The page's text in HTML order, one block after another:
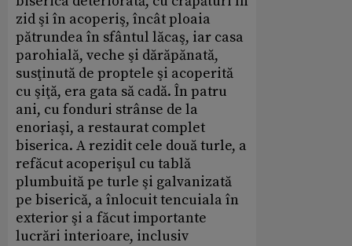
zid şi în acoperiş, încât ploaia
pătrundea în sfântul lăcaş, iar casa
parohială, veche şi dărăpănată,
susţinută de proptele şi acoperită
cu şiţă, era gata să cadă. În patru
ani, cu fonduri strânse de la
enoriaşi, a restaurat complet
biserica. A rezidit cele două turle, a
refăcut acoperişul cu tablă
plumbuită pe turle şi galvanizată
pe biserică, a înlocuit tencuiala în
exterior şi a făcut importante
lucrări interioare, inclusiv